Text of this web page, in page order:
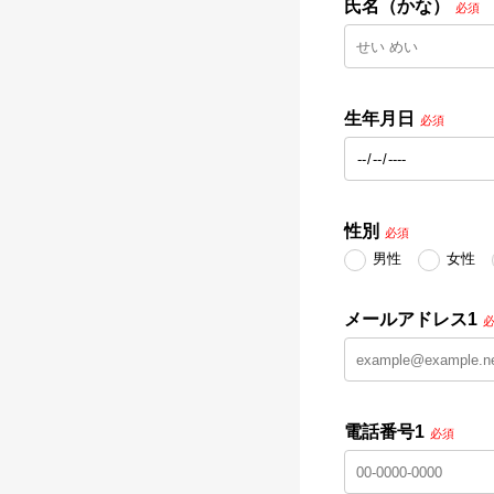
氏名（かな） 必須
生年月日 必須
性別 必須
男性 女性
メールアドレス1
電話番号1 必須